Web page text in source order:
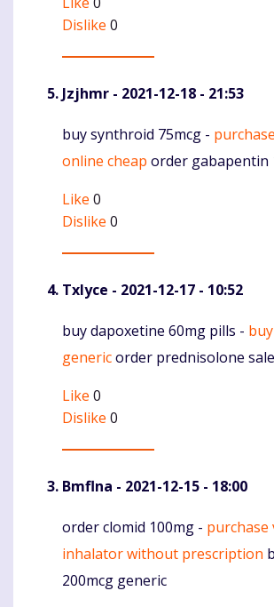
Dislike 0
Jzjhmr - 2021-12-18 - 21:53
Komentaras
buy synthroid 75mcg -
online cheap order gabapentin
Like 0
Dislike 0
Txlyce - 2021-12-17 - 10:52
Komentaras
buy dapoxetine 60mg pills -
genericorder prednisolone sale
Like 0
Dislike 0
Bmflna - 2021-12-15 - 18:00
Komentaras
order clomid 100mg - purchase
inhalator without prescription
200mcg generic